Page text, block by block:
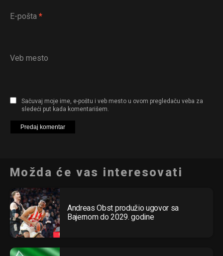
E-pošta *
Veb mesto
Sačuvaj moje ime, e-poštu i veb mesto u ovom pregledaču veba za
sledeći put kada komentarišem.
Možda će vas interesovati
Andreas Obst produžio ugovor sa
Bajernom do 2029. godine